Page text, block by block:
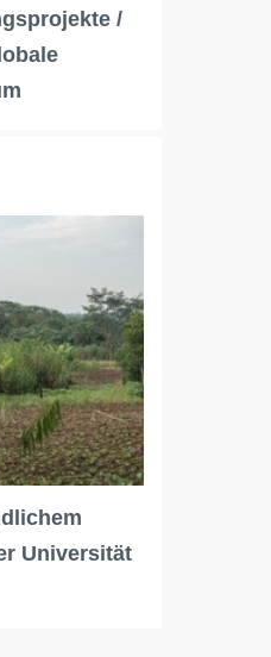
/
Universität